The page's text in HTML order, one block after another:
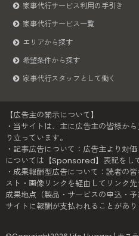
家事代行サービス利用の手引き
家事代行サービス一覧
エリアから探す
希望条件から探す
家事代行スタッフとして働く
【広告主の開示について】
・当サイトは、主に広告主の皆様か
り立っています。
・記事広告について：広告主より対
については【Sponsored】表記をし
・成果報酬型広告について：読者の
スト・画像リンクを経由してリンク
成果地点（製品・サービスの申込・
サイトに報酬が支払われることがあり